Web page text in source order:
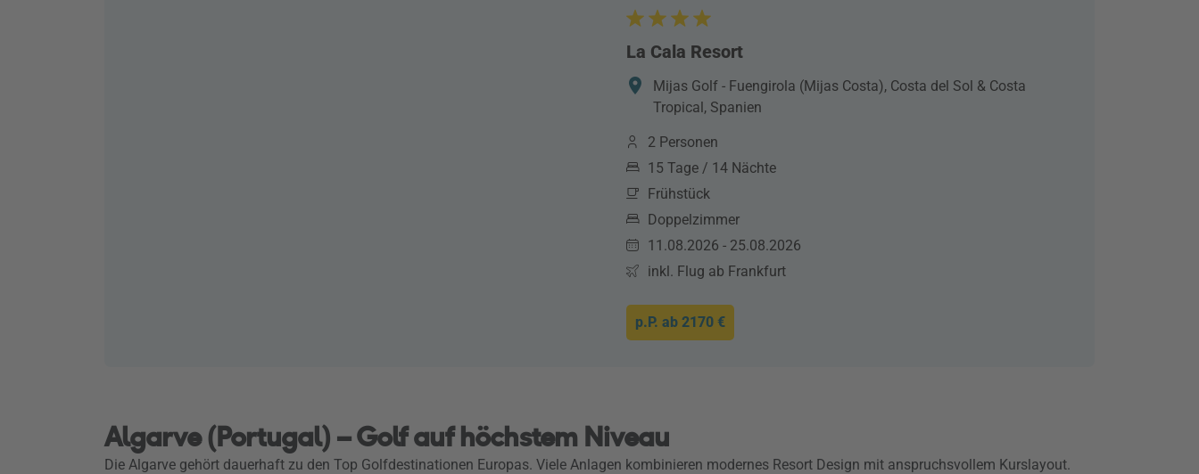
La Cala Resort
Mijas Golf - Fuengirola (Mijas Costa), Costa del Sol & Costa
Tropical, Spanien
2 Personen
15 Tage / 14 Nächte
Frühstück
Doppelzimmer
11.08.2026 - 25.08.2026
inkl. Flug ab Frankfurt
p.P. ab 2170 €
Algarve (Portugal) – Golf auf höchstem Niveau
Die Algarve gehört dauerhaft zu den Top Golfdestinationen Europas. Viele Anlagen kombinieren modernes Resort Design mit anspruchsvollem Kurslayout.